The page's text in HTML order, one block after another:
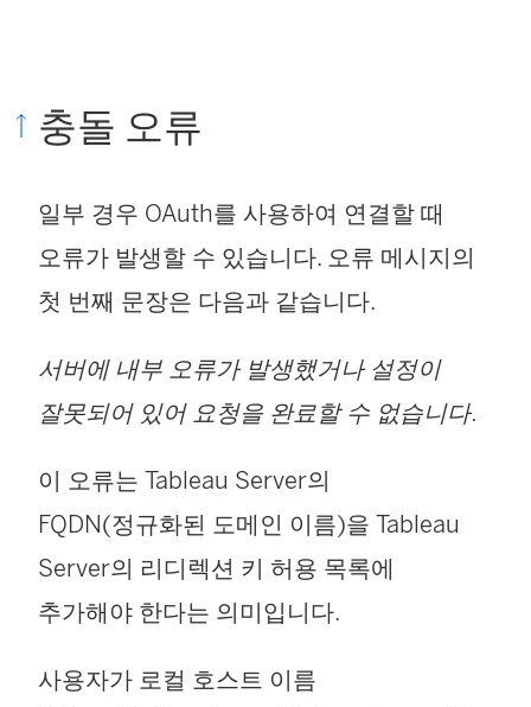
충돌 오류
일부 경우 OAuth를 사용하여 연결할 때
오류가 발생할 수 있습니다. 오류 메시지의
첫 번째 문장은 다음과 같습니다.
서버에 내부 오류가 발생했거나 설정이
잘못되어 있어 요청을 완료할 수 없습니다.
이 오류는 Tableau Server의
FQDN(정규화된 도메인 이름)을 Tableau
Server의 리디렉션 키 허용 목록에
추가해야 한다는 의미입니다.
사용자가 로컬 호스트 이름